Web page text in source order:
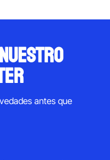
antes que